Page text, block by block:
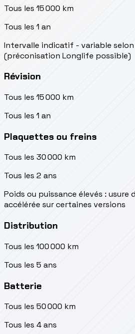
Tous les 15 000 km
Tous les 1 an
Intervalle indicatif - variable
(préconisation Longlife possible)
Révision
Tous les 15 000 km
Tous les 1 an
Plaquettes ou freins
Tous les 30 000 km
Tous les 2 ans
Poids ou puissance élevés : usure
accélérée sur certaines versions
Distribution
Tous les 100 000 km
Tous les 5 ans
Batterie
Tous les 50 000 km
Tous les 4 ans